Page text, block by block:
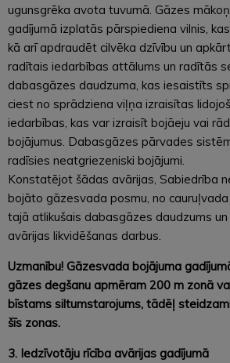
ugunsgrēka avota tuvumā. Gāzes
gadījumā izplatās pārspiediena vilnis,
kā arī apdraudēt cilvēka dzīvību un
radītais iedarbības attālums un radītās
dabasgāzes daudzuma, kas iesaistīts
ciest no sprādziena viļņa izraisītas
iedarbības, kas var izraisīt bojāeju vai
bojājumus. Dabasgāzes pārvades
radīsies neatgriezeniski bojājumi.
Konstatējot šādas avārijas, Sabiedrība
bojāto gāzesvada posmu, no
tajā atlikušais dabasgāzes daudzums
avārijas likvidēšanas darbus.
Uzmanību! Gāzesvada bojājuma
gāzes degšanu apmēram 200 m zonā
bīstams siltumstarojums, tādēļ
šīs zonas.
3. Iedzīvotāju rīcība avārijas gadījumā